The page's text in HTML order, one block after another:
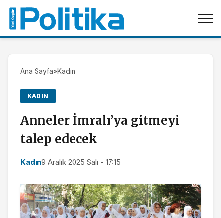
Ana Sayfa»Kadın
KADIN
Anneler İmralı’ya gitmeyi
talep edecek
Kadın9 Aralık 2025 Salı - 17:15